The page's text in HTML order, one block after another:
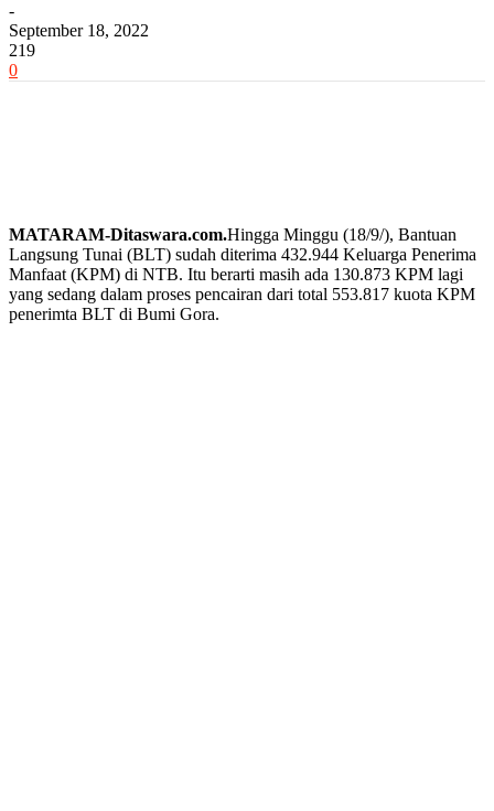
-
September 18, 2022
219
0
MATARAM-Ditaswara.com.Hingga Minggu (18/9/), Bantuan
Langsung Tunai (BLT) sudah diterima 432.944 Keluarga Penerima
Manfaat (KPM) di NTB. Itu berarti masih ada 130.873 KPM lagi
yang sedang dalam proses pencairan dari total 553.817 kuota KPM
penerimta BLT di Bumi Gora.